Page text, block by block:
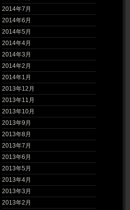
2014年7月
2014年6月
2014年5月
2014年4月
2014年3月
2014年2月
2014年1月
2013年12月
2013年11月
2013年10月
2013年9月
2013年8月
2013年7月
2013年6月
2013年5月
2013年4月
2013年3月
2013年2月